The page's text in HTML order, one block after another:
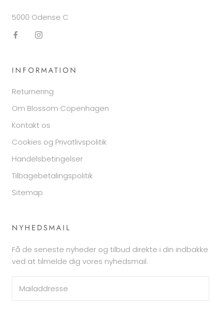
5000 Odense C
INFORMATION
Returnering
Om Blossom Copenhagen
Kontakt os
Cookies og Privatlivspolitik
Handelsbetingelser
Tilbagebetalingspolitik
Sitemap
NYHEDSMAIL
Få de seneste nyheder og tilbud direkte i din indbakke
ved at tilmelde dig vores nyhedsmail.